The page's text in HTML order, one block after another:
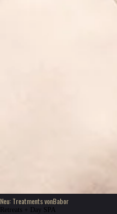
Neu: Treatments vonBabor
Retreats + Day SPA